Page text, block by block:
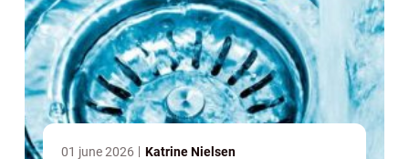
01 june 2026 Katrine Nielsen